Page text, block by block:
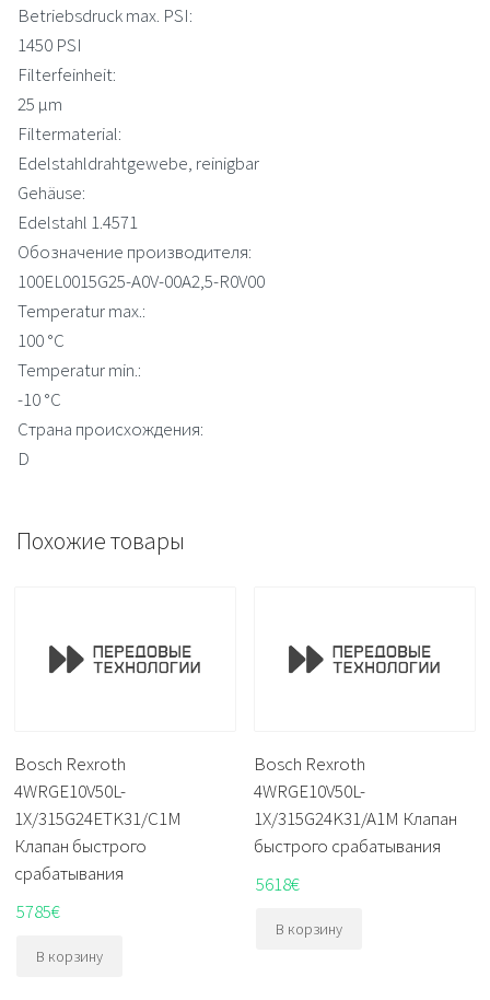
Betriebsdruck max. PSI:
1450 PSI
Filterfeinheit:
25 µm
Filtermaterial:
Edelstahldrahtgewebe, reinigbar
Gehäuse:
Edelstahl 1.4571
Обозначение производителя:
100EL0015G25-A0V-00A2,5-R0V00
Temperatur max.:
100 °C
Temperatur min.:
-10 °C
Страна происхождения:
D
Похожие товары
Bosch Rexroth
4WRGE10V50L-
1X/315G24ETK31/C1M
Клапан быстрого
срабатывания
5785€
В корзину
Bosch Rexroth
4WRGE10V50L-
1X/315G24K31/A1M Клапан
быстрого срабатывания
5618€
В корзину